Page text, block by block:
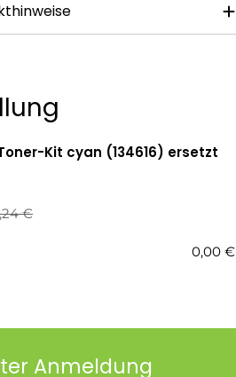
Kit cyan (134616) ersetzt
€
0,00 €
Anmeldung